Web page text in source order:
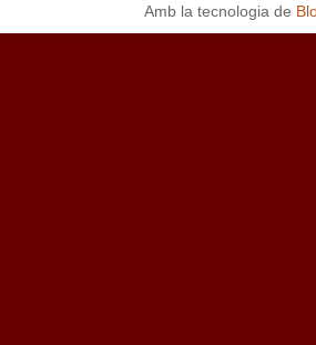
Amb la tecnologia de